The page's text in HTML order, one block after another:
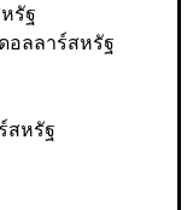
รัฐ
อลลาร์สหรัฐ
สหรัฐ